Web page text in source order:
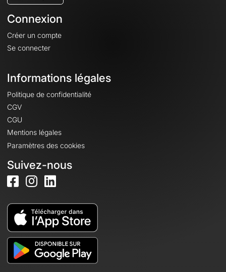
Connexion
Créer un compte
Se connecter
Informations légales
Politique de confidentialité
CGV
CGU
Mentions légales
Paramètres des cookies
Suivez-nous